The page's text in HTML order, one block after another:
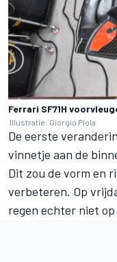
Ferrari SF71H
Illustratie: Giorgio Piola
De eerste
vinnetje aan de
Dit zou de vorm en
verbeteren. Op
regen echter niet op